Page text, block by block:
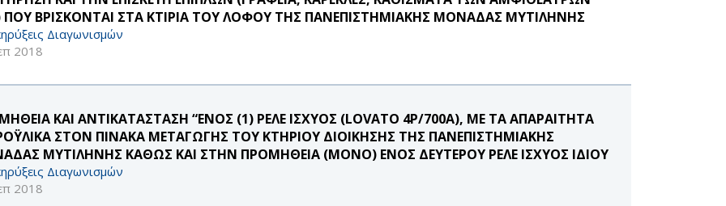
ΠΟΥ ΒΡΙΣΚΟΝΤΑΙ ΣΤΑ ΚΤΙΡΙΑ ΤΟΥ ΛΟΦΟΥ ΤΗΣ ΠΑΝΕΠΙΣΤΗΜΙΑΚΗΣ ΜΟΝΑΔΑΣ ΜΥΤΙΛΗΝΗΣ
Διαγωνισμών
2018
ΚΑΙ ΑΝΤΙΚΑΤΑΣΤΑΣΗ “ΕΝΟΣ (1) ΡΕΛΕ ΙΣΧΥΟΣ (LOVATO 4P/700A), ΜΕ ΤΑ ΑΠΑΡΑΙΤΗΤΑ
ΣΤΟΝ ΠΙΝΑΚΑ ΜΕΤΑΓΩΓΗΣ ΤΟΥ ΚΤΗΡΙΟΥ ΔΙΟΙΚΗΣΗΣ ΤΗΣ ΠΑΝΕΠΙΣΤΗΜΙΑΚΗΣ
ΜΥΤΙΛΗΝΗΣ ΚΑΘΩΣ ΚΑΙ ΣΤΗΝ ΠΡΟΜΗΘΕΙΑ (ΜΟΝΟ) ΕΝΟΣ ΔΕΥΤΕΡΟΥ ΡΕΛΕ ΙΣΧΥΟΣ ΙΔΙΟΥ
Διαγωνισμών
2018